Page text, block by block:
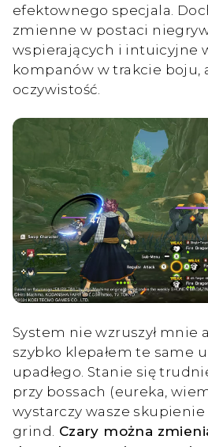
efektownego specjala.
zmienne w postaci
wspierających i intuicyjne
kompanów w trakcie boju,
oczywistość.
System nie wzruszył mnie
szybko klepałem te same
upadłego. Stanie się
przy bossach (eureka,
wystarczy wasze
grind. Czary można